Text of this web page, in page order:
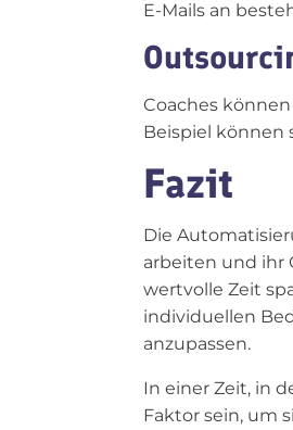
E-Mails an
Coaches
Beispiel können
Fazit
Die
arbeiten und ihr
wertvolle Zeit
individuellen
anzupassen.
In einer Zeit, in
Faktor sein, um